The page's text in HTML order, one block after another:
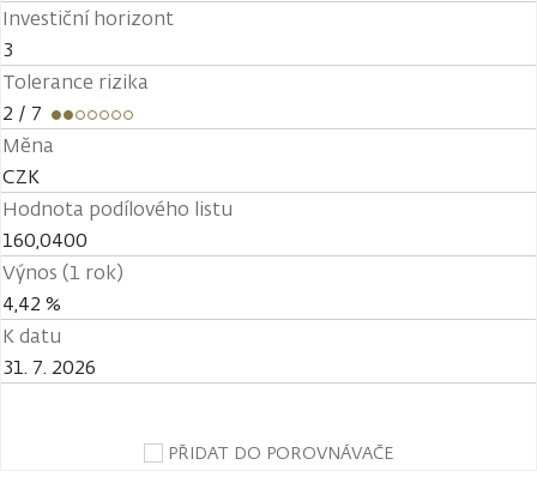
Investiční horizont
3
Tolerance rizika
2 / 7
Měna
CZK
Hodnota podílového listu
160,0400
Výnos (1 rok)
4,42 %
K datu
31. 7. 2026
PŘIDAT DO POROVNÁVAČE